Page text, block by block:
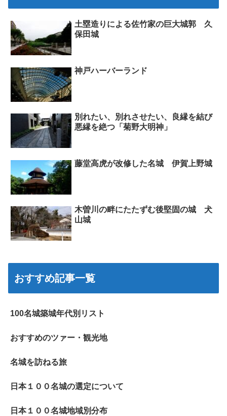
土塁造りによる佐竹家の巨大城郭 久
保田城
神戸ハーバーランド
別れたい、別れさせたい、良縁を結び
悪縁を絶つ「菊野大明神」
藤堂高虎が改修した名城 伊賀上野城
木曽川の畔にたたずむ後堅固の城 犬
山城
おすすめ記事一覧
100名城築城年代別リスト
おすすめのツァー・観光地
名城を訪ねる旅
日本１００名城の選定について
日本１００名城地域別分布